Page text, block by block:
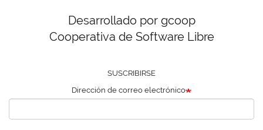
Desarrollado por gcoop
Cooperativa de Software Libre
SUSCRIBIRSE
Dirección de correo electrónico